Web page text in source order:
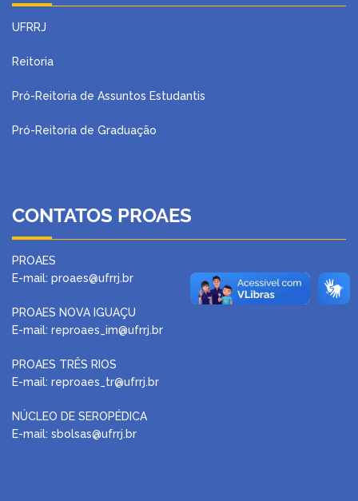
UFRRJ
Reitoria
Pró-Reitoria de Assuntos Estudantis
Pró-Reitoria de Graduação
CONTATOS PROAES
PROAES
E-mail: proaes@ufrrj.br
PROAES NOVA IGUAÇU
E-mail: reproaes_im@ufrrj.br
PROAES TRÊS RIOS
E-mail: reproaes_tr@ufrrj.br
NÚCLEO DE SEROPÉDICA
E-mail: sbolsas@ufrrj.br